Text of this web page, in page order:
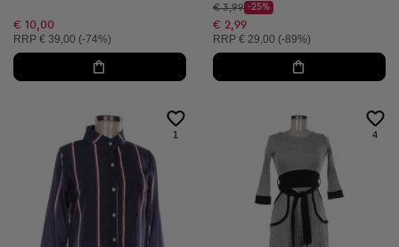
€ 10,00
Unverbindliche Preisempfehlung:
RRP € 39,00 (-74%)
Startpreis:
€ 3,99
Discount Price:
-25%
Reduzierter Preis:
€ 2,99
Unverbindliche Preisempfehlung:
RRP € 29,00 (-89%)
1 4